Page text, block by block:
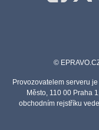
©
Provozovatelem serveru
Město, 110 00 Praha
obchodním rejstříku